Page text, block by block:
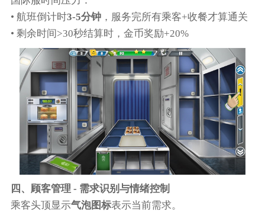
• 航班倒计时3-5分钟，服务完所有乘客+收餐才算通关
• 剩余时间>30秒结算时，金币奖励+20%
四、顾客管理 - 需求识别与情绪控制
乘客头顶显示气泡图标表示当前需求。